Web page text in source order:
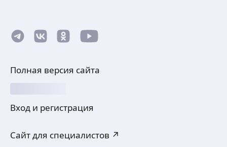
Полная версия сайта
Вход и регистрация
Сайт для специалистов ↗